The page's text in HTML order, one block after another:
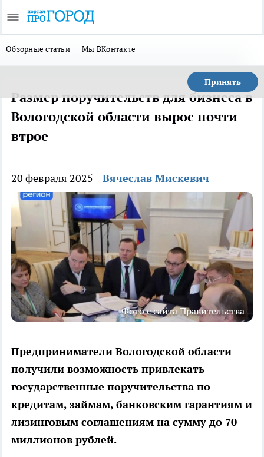
Обзорные статьи Мы ВКонтакте
Принять
Размер поручительств для бизнеса в
Вологодской области вырос почти
втрое
20 февраля 2025 Вячеслав Мискевич
Фото с сайта Правительства
Предприниматели Вологодской области
получили возможность привлекать
государственные поручительства по
кредитам, займам, банковским гарантиям и
лизинговым соглашениям на сумму до 70
миллионов рублей.